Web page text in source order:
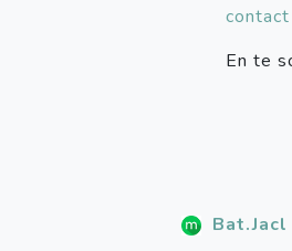
contact
En te
Bat.Jacl